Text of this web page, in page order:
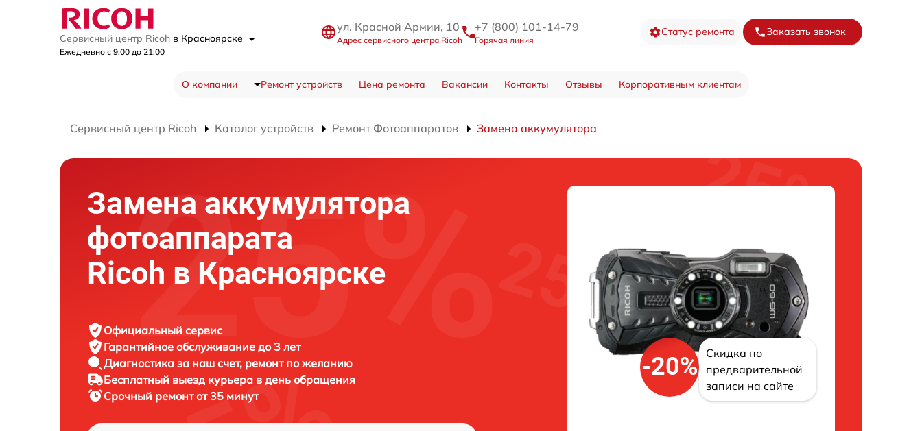
Сервисный центр Ricoh в Красноярске
Ежедневно с 9:00 до 21:00
ул. Красной Армии, 10
Адрес сервисного центра Ricoh
+7 (800) 101-14-79
Горячая линия
Статус ремонта Заказать звонок
О компании Ремонт устройств Цена ремонта Вакансии Контакты Отзывы Корпоративным клиентам
Сервисный центр Ricoh Каталог устройств Ремонт Фотоаппаратов Замена аккумулятора
Замена аккумулятора
фотоаппарата
Ricoh в Красноярске
Официальный сервис
Гарантийное обслуживание до 3 лет
Диагностика за наш счет, ремонт по желанию
Бесплатный выезд курьера в день обращения
Срочный ремонтот 35 минут
-20%
Скидка по
предварительной
записи на сайте